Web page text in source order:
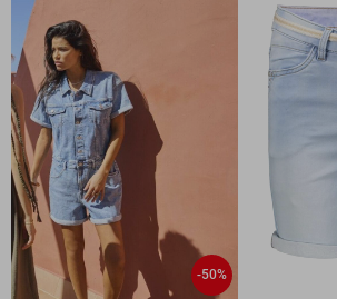
-50%